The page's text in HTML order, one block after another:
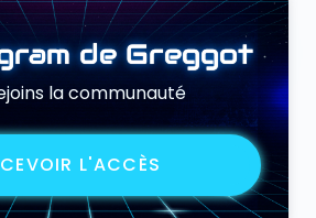
de Greggot
la communauté
L'ACCÈS